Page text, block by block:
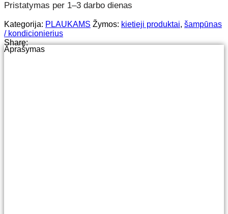
Pristatymas per 1–3 darbo dienas
Kategorija: PLAUKAMS Žymos: kietieji produktai, šampūnas
/ kondicionierius
Share:
Aprašymas